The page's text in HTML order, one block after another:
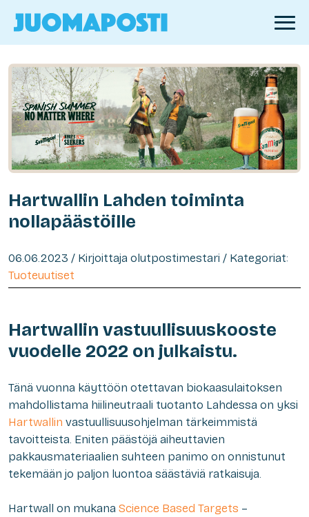
Hartwallin Lahden toiminta
nollapäästöille
06.06.2023 / Kirjoittaja olutpostimestari / Kategoriat:
Tuoteuutiset
Hartwallin vastuullisuuskooste
vuodelle 2022 on julkaistu.
Tänä vuonna käyttöön otettavan biokaasulaitoksen
mahdollistama hiilineutraali tuotanto Lahdessa on yksi
Hartwallin vastuullisuusohjelman tärkeimmistä
tavoitteista. Eniten päästöjä aiheuttavien
pakkausmateriaalien suhteen panimo on onnistunut
tekemään jo paljon luontoa säästäviä ratkaisuja.
Hartwall on mukana Science Based Targets –